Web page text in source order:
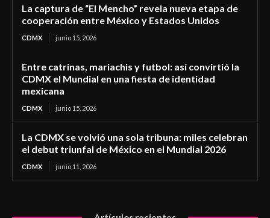
La captura de “El Mencho” revela nueva etapa de
cooperación entre México y Estados Unidos
CDMX junio 15, 2026
Entre catrinas, mariachis y futbol: así convirtió la
CDMX el Mundial en una fiesta de identidad
mexicana
CDMX junio 15, 2026
La CDMX se volvió una sola tribuna: miles celebran
el debut triunfal de México en el Mundial 2026
CDMX junio 11, 2026